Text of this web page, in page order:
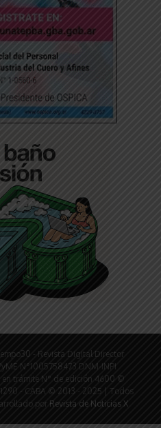
- Revista Digital Director
N°1005758473 DNM-INPI
trámite N° de edición 4600 ©
- CABA © 2013 - 2025 | Todos
por Revista de Noticias X